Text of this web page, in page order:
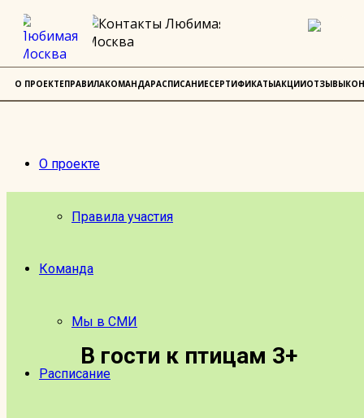
О проекте
Правила участия
Команда
Мы в СМИ
Расписание
В гости к птицам 3+
О ПРОЕКТЕПРАВИЛАКОМАНДАРАСПИСАНИЕСЕРТИФИКАТЫАКЦИИОТЗЫВЫ